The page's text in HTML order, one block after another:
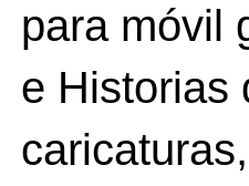
para móvil
e Historias